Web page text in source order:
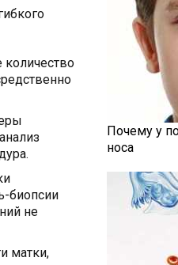
количество
биопсии
не
матки,
Почему у
носа